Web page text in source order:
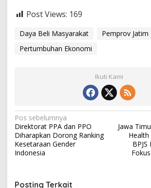
Post Views: 169
Daya Beli Masyarakat
Pemprov Jatim
Pertumbuhan Ekonomi
Ikuti Kami
N
a
v
i
Pos sebelumnya
Direktorat PPA dan PPO
Diharapkan Dorong Ranking
Kesetaraan Gender
Indonesia
Jawa
Health
Posting Terkait